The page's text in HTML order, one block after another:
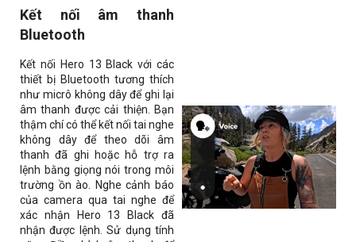
Kết nối âm thanh
Bluetooth
Kết nối Hero 13 Black với các
thiết bị Bluetooth tương thích
như micrô không dây để ghi lại
âm thanh được cải thiện. Bạn
thậm chí có thể kết nối tai nghe
không dây để theo dõi âm
thanh đã ghi hoặc hỗ trợ ra
lệnh bằng giọng nói trong môi
trường ồn ào. Nghe cảnh báo
của camera qua tai nghe để
xác nhận Hero 13 Black đã
nhận được lệnh. Sử dụng tính